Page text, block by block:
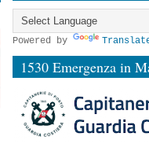
Powered by
1530 Emergenza in